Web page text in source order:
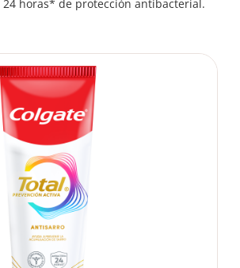
horas* de protección antibacterial.